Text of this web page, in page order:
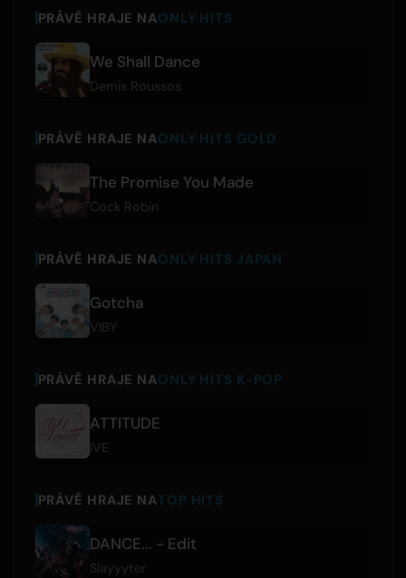
PRÁVĚ HRAJE NAONLY HITS
We Shall Dance
Demis Roussos
PRÁVĚ HRAJE NAONLY HITS GOLD
The Promise You Made
Cock Robin
PRÁVĚ HRAJE NAONLY HITS JAPAN
Gotcha
VIBY
PRÁVĚ HRAJE NAONLY HITS K-POP
ATTITUDE
IVE
PRÁVĚ HRAJE NATOP HITS
DANCE... - Edit
Slayyyter